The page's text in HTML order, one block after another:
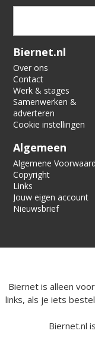
Verification code:
Biernet.nl
Over ons
Contact
Werk & stages
Samenwerken &
adverteren
Cookie instellingen
Algemeen
Algemene
Copyright
Links
Jouw eigen account
Nieuwsbrief
Biernet is alleen
links, als je iets
Biernet.nl